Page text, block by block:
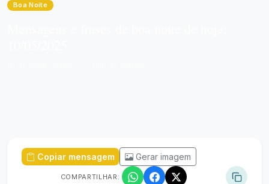
Boa Noite
Copiar mensagem Gerar imagem
COMPARTILHAR: